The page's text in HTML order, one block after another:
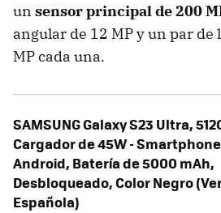
un sensor principal de 200
angular de 12 MP y un par de
MP cada una.
SAMSUNG Galaxy S23 Ultra,
Cargador de 45W - Smartphone
Android, Batería de 5000 mAh,
Desbloqueado, Color Negro
Española)